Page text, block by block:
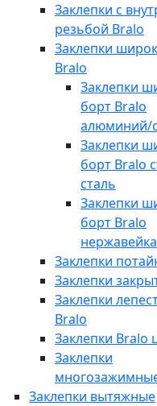
Заклепки с
резьбой Bralo
Заклепки
Bralo
Заклепки
борт Bralo
алюминий/
Заклепки
борт Bralo
сталь
Заклепки
борт Bralo
нержавейка
Заклепки
Заклепки
Заклепки
Bralo
Заклепки Bralo
Заклепки
Заклепки вытяжные